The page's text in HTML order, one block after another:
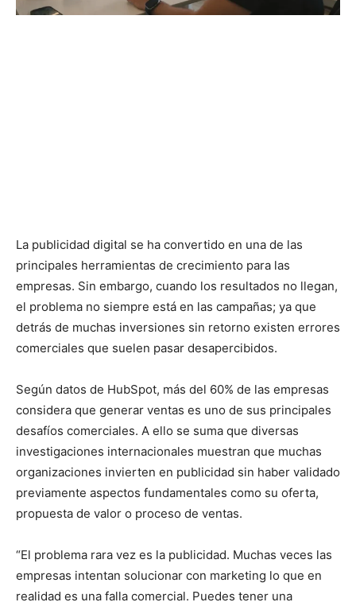
La publicidad digital se ha convertido en una de las
principales herramientas de crecimiento para las
empresas. Sin embargo, cuando los resultados no llegan,
el problema no siempre está en las campañas; ya que
detrás de muchas inversiones sin retorno existen errores
comerciales que suelen pasar desapercibidos.
Según datos de HubSpot, más del 60% de las empresas
considera que generar ventas es uno de sus principales
desafíos comerciales. A ello se suma que diversas
investigaciones internacionales muestran que muchas
organizaciones invierten en publicidad sin haber validado
previamente aspectos fundamentales como su oferta,
propuesta de valor o proceso de ventas.
“El problema rara vez es la publicidad. Muchas veces las
empresas intentan solucionar con marketing lo que en
realidad es una falla comercial. Puedes tener una